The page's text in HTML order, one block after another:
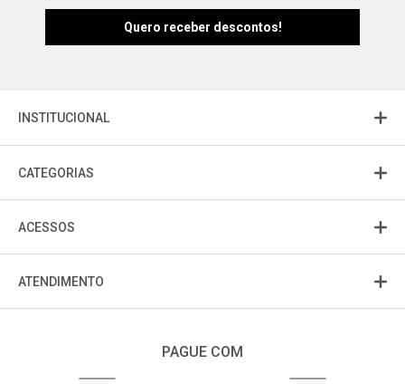
INSTITUCIONAL
CATEGORIAS
ACESSOS
ATENDIMENTO
PAGUE COM
Fujisom